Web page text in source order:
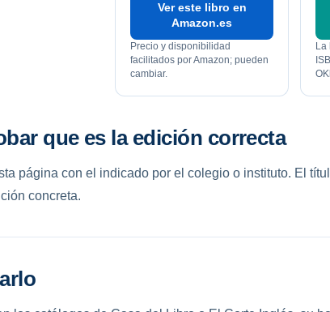
Ver este libro en
Amazon.es
Precio y disponibilidad
facilitados por Amazon; pueden
cambiar.
La
que es la edición correcta
página con el indicado por el colegio o instituto. El
concreta.